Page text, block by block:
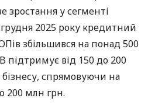
зростання у сегменті
2025 року кредитний
збільшився на понад 500
підтримує від 150 до 200
спрямовуючи на
200 млн грн.